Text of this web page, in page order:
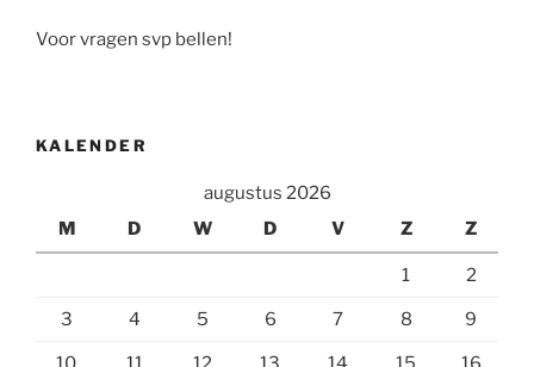
Voor vragen svp bellen!
KALENDER
augustus 2026
M
D W D V Z Z
1 2
3 4 5 6 7 8 9